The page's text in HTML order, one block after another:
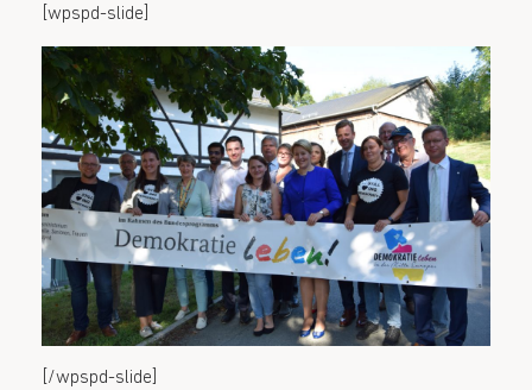
[wpspd-slide]
[/wpspd-slide]